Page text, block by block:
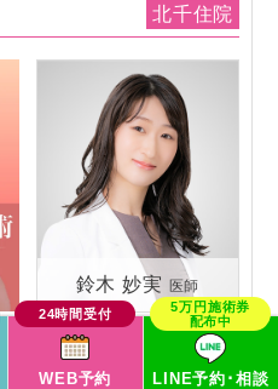
北千住院
鈴木 妙実 医師
ルで予約
WEB予約 LINE予約･相談